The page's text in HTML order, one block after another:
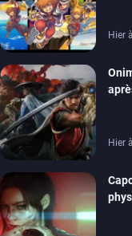
Hier
Hier